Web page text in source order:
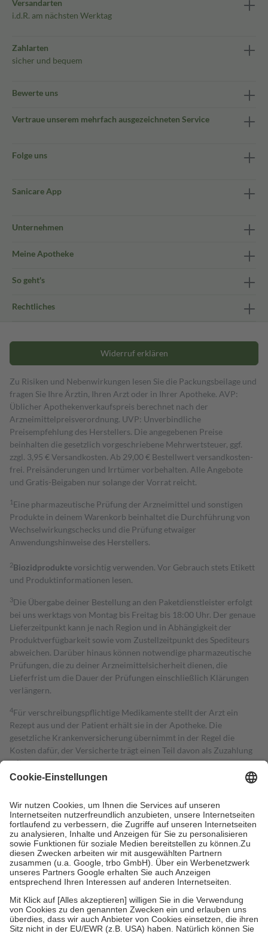
Versandarten
i.d.R. am nächsten Werktag
Zahlarten
sicher und bequem
Bewerte uns
Vertraue unserem mehrfach ausgezeichneten Service
Folge uns
Sanicare App
Unternehmen
Meine Apotheke
So geht's
Rechtliches
Widerruf erklären
Zu Risiken und Nebenwirkungen lesen Sie die Packungsbeilage und
fragen Sie Ihre Ärztin, Ihren Arzt oder in Ihrer Apotheke. AVP:
Üblicher Apothekenverkaufspreis berechnet nach der
Arzneimittelpreisverordnung. UVP: Unverbindliche
Preisempfehlung des Herstellers. Die angegebenen Preise
beinhalten die gesetzlich vorgeschriebene Mehrwertsteuer, ggf.
zzgl. 3,95 € Versandkosten. Ab 29,00 € Bestell­wert versand­kosten­
frei. Preisänderungen und Irrtümer vorbehalten. Alle Angebote
und Gratis-Beigaben nur solange der Vorrat reicht.
1 Eine pharmazeutische Prüfung der Arzneimittel und sonstigen
Produkte in deinem Warenkorb beinhaltet die Durchführung von
Wechselwirkungschecks und die Prüfung etwaiger
Anwendungshinweise des Herstellers.
2Biozidproduktevorsichtig verwenden. Vor Gebrauch stets Etikett
und Produktinformationen lesen.
3Die Übergabe deiner Bestellung an den Paketdienstleister erfolgt
bei uns werktags von Montag bis Freitag bis 18:00 Uhr. Der genaue
Lieferzeitpunkt kann je nach Region und in Abhängigkeit der
Produktverfügbarkeit sowie vom Zustellzeitpunkt des Spediteurs
abweichen. Darüber hinaus können notwendige pharmazeutische
Prüfungen, die zu deiner Arzneimittelsicherheit dienen, die
Lieferfrist um die Dauer der Prüfungen einschließlich Klärungen
verlängern.
4Für verschreibungspflichtige Medikamente stellt der Arzt ein
Rezept aus und der Patient erhält sie in der Apotheke. Die
gesetzliche Krankenversicherung übernimmt in der Regel die
Kosten dafür, der Versicherte trägt einen Teil davon als Zuzahlung
mit.
Grundsätzlich leisten Mitglieder Zuzahlungen in Höhe von zehn
höchstens zehn Euro.
Es sind jedoch nie mehr als die tatsächlichen
Kosten der Leistung zu entrichten.
Diese Regeln gelten grundsätzlich auch für Online-Apotheken.
Bei Heilmitteln und häuslicher Krankenpflege beträgt die
Zuzahlung zehn Prozent der Kosten sowie zehn Euro je
Verordnung.
Um das Engagement der Versicherten für ihre eigene Gesundheit zu
stärken und die besondere Stellung der Familie zu unterstützen,
fallenkeine Zuzahlungenan bei:
• Kindern und Jugendlichen bis zum vollendeten 18. Lebensjahr
mit Ausnahme der Fahrkosten